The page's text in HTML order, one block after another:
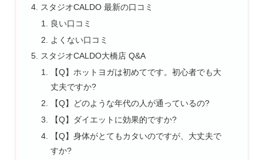
スタジオCALDO 最新の口コミ
良い口コミ
よくない口コミ
スタジオCALDO大橋店 Q&A
【Q】ホットヨガは初めてです。初心者でも大
丈夫ですか?
【Q】どのような年代の人が通っているの?
【Q】ダイエットに効果的ですか?
【Q】身体がとてもカタいのですが、大丈夫で
すか?